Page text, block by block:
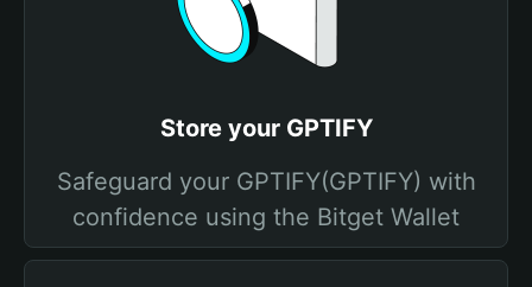
Store your GPTIFY
Safeguard your GPTIFY(GPTIFY) with
confidence using the Bitget Wallet